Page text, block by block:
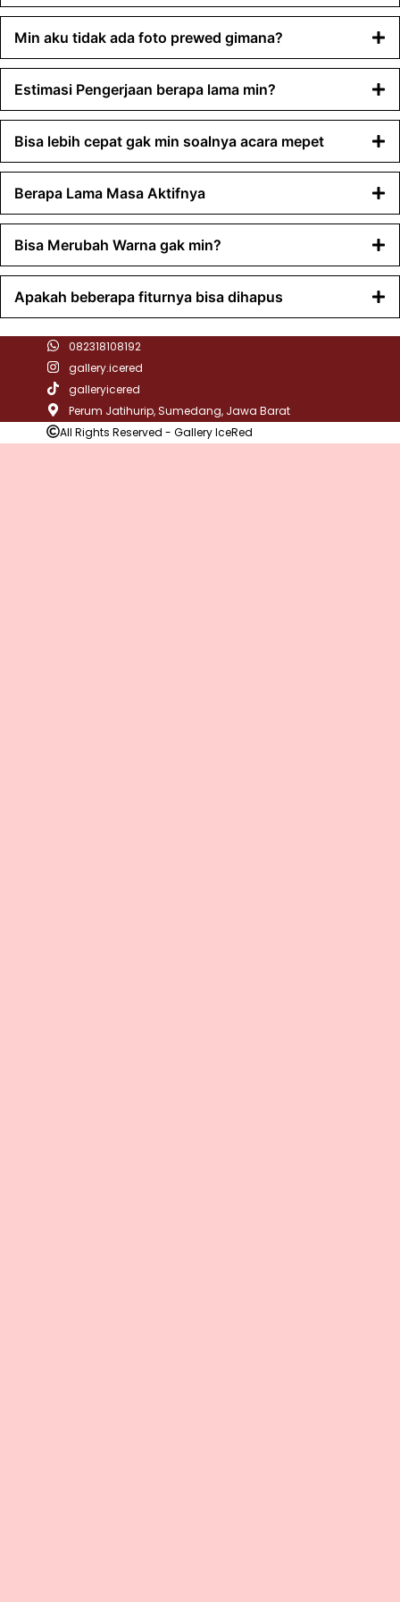
Min aku tidak ada foto prewed gimana?
Estimasi Pengerjaan berapa lama min?
Bisa lebih cepat gak min soalnya acara mepet
Berapa Lama Masa Aktifnya
Bisa Merubah Warna gak min?
Apakah beberapa fiturnya bisa dihapus
082318108192
gallery.icered
galleryicered
Perum Jatihurip, Sumedang, Jawa Barat
All Rights Reserved - Gallery IceRed